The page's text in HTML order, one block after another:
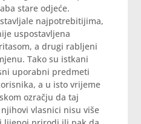
stare odjeće.
najpotrebitijima,
uspostavljena
a drugi rabljeni
Tako su istkani
uporabni predmeti
a u isto vrijeme
ozračju da taj
vlasnici nisu više